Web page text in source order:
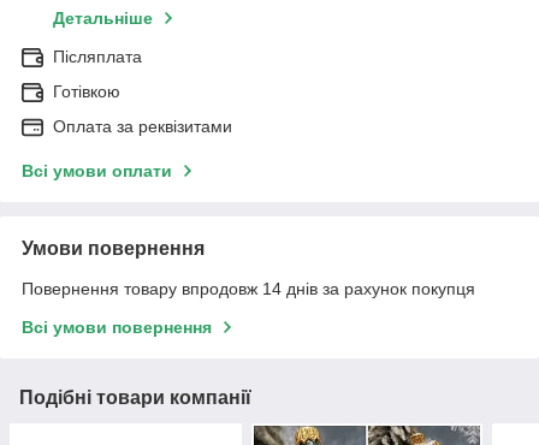
Детальніше
Післяплата
Готівкою
Оплата за реквізитами
Всі умови оплати
Умови повернення
Повернення товару впродовж 14 днів за рахунок покупця
Всі умови повернення
Подібні товари компанії